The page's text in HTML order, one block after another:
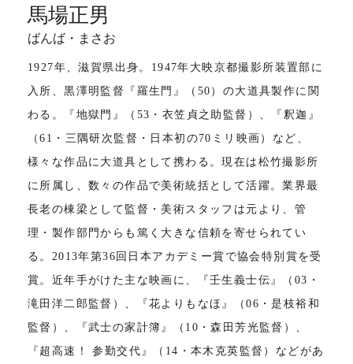
馬場正男
ばんば・まさお
1927年、滋賀県出身。1947年大映京都撮影所装置部に
入所、黒澤明監督『羅生門』（50）の大道具製作に関
わる。『地獄門』（53・衣笠貞之助監督）、『釈迦』
（61・三隅研次監督・日本初の70ミリ映画）など、
様々な作品に大道具として携わる。現在は松竹撮影所
に所属し、数々の作品で美術統括として活躍。業界最
長老の棟梁として監督・美術スタッフは元より、管
理・製作部門からも篤く大きな信頼を寄せられてい
る。2013年第36回日本アカデミー賞で協会特別賞を受
賞。近年手がけた主な映画に、『壬生義士伝』（03・
滝田洋二郎監督）、『花よりもなほ』（06・是枝裕和
監督）、『武士の家計簿』（10・森田芳光監督）、
『超高速！ 参勤交代』（14・本木克英監督）などがあ